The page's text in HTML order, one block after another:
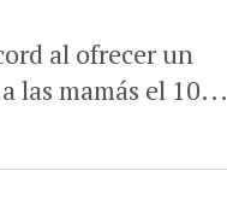
al ofrecer un
las mamás el 10...